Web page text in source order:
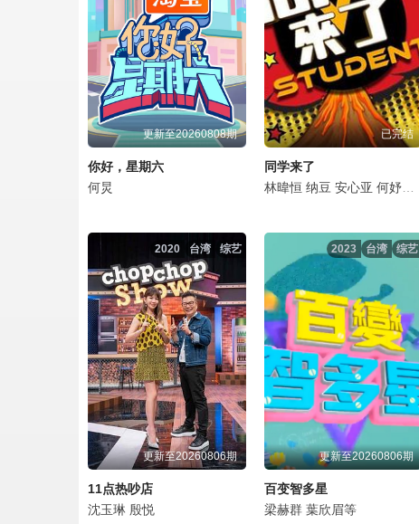
更新至20260808期
你好，星期六
何炅
已完结
同学来了
林暐恒 纳豆 安心亚 何妤玟
综艺
台湾
2020
更新至20260806期
11点热吵店
沈玉琳 殷悦
综艺
台湾
2023
更新至20260806期
百变智多星
梁赫群 葉欣眉等